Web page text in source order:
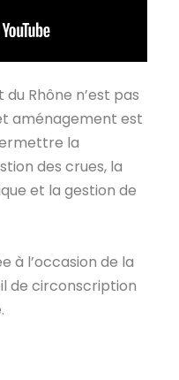
Rhône n’est pas
aménagement est
la
des crues, la
et la gestion de
à l’occasion de la
de circonscription